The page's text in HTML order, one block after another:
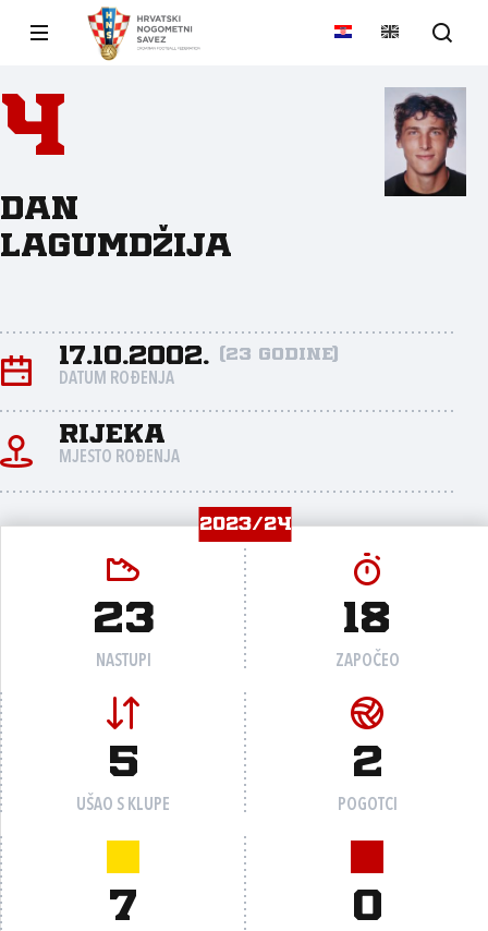
4
Dan
Lagumdžija
17.10.2002. (23 godine)
DATUM ROĐENJA
Rijeka
MJESTO ROĐENJA
2023/24
23
NASTUPI
18
ZAPOČEO
5
UŠAO S KLUPE
2
POGOTCI
7 0